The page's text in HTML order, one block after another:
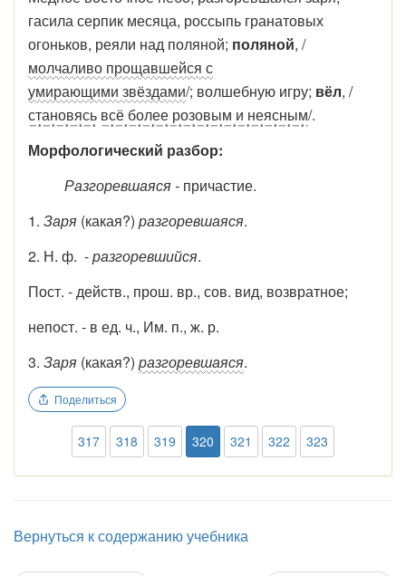
гасила серпик месяца, россыпь гранатовых
огоньков, реяли над поляной; поляной, /
молчаливо прощавшейся с
умирающими звёздами/; волшебную игру; вёл, /
становясь всё более розовым и неясным/.
Морфологический разбор:
Разгоревшаяся - причастие.
1. Заря (какая?) разгоревшаяся.
2. Н. ф. -разгоревшийся.
Пост. - действ., прош. вр., сов. вид, возвратное;
непост. - в ед. ч., Им. п., ж. р.
3. Заря (какая?) разгоревшаяся.
Поделиться
317 318 319 320 321 322 323
Вернуться к содержанию учебника